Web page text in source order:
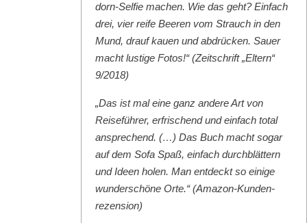
dorn-Self­ie machen. Wie das geht? Ein­fach
drei, vier reife Beeren vom Strauch in den
Mund, drauf kauen und abdrück­en. Sauer
macht lustige Fotos!“ (Zeitschrift „Eltern“
9/2018)
„Das ist mal eine ganz andere Art von
Reise­führer, erfrischend und ein­fach total
ansprechend. (…) Das Buch macht sog­ar
auf dem Sofa Spaß, ein­fach durch­blät­tern
und Ideen holen. Man ent­deckt so einige
wun­der­schöne Orte.“ (Ama­zon-Kun­den­
rezen­sion)